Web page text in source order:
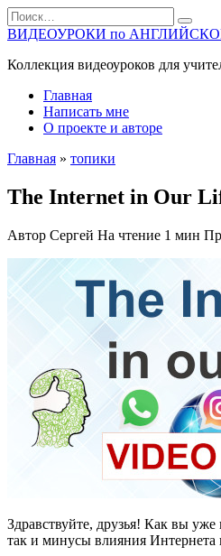
Перейти
к
содержанию
Search
for:
ВИДЕОУРОКИ по
Коллекция видеоуроков для
Главная
Написать мне
О проекте и авторе
Главная » топики
The Internet in Our
Автор Сергей На чтение 1 мин
Здравствуйте, друзья! Как вы
так и минусы влияния Интернета